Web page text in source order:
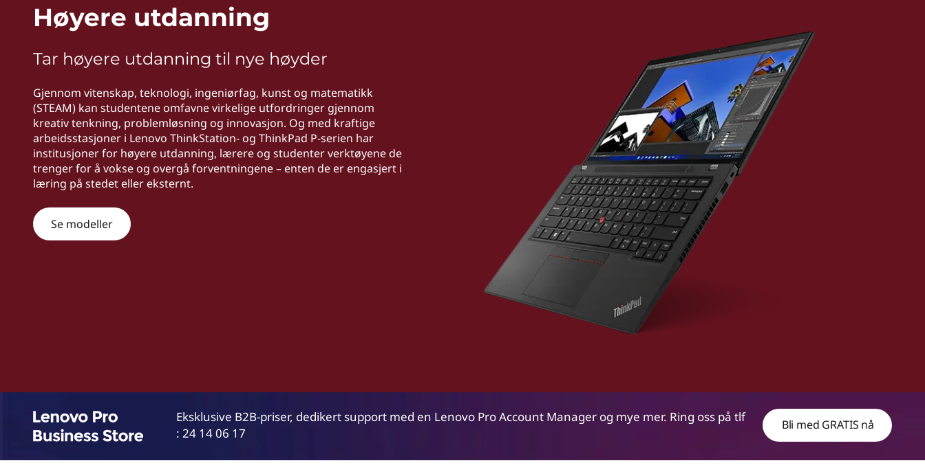
w
r
Høyere utdanning
Tar høyere utdanning til nye høyder
Gjennom vitenskap, teknologi, ingeniørfag, kunst og matematikk
(STEAM) kan studentene omfavne virkelige utfordringer gjennom
kreativ tenkning, problemløsning og innovasjon. Og med kraftige
arbeidsstasjoner i Lenovo ThinkStation- og ThinkPad P-serien har
institusjoner for høyere utdanning, lærere og studenter verktøyene de
trenger for å vokse og overgå forventningene – enten de er engasjert i
læring på stedet eller eksternt.
Se modeller
Eksklusive B2B-priser, dedikert support med en Lenovo Pro Account Manager og mye mer. Ring oss på tlf
: 24 14 06 17
Bli med GRATIS nå